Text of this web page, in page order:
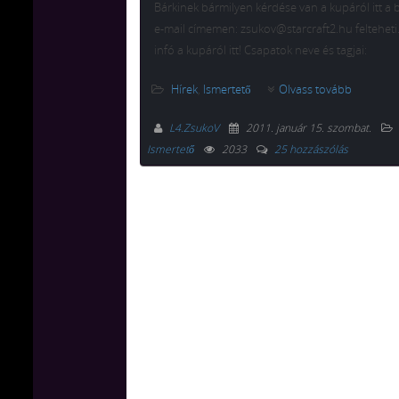
Bárkinek bármilyen kérdése van a kupáról itt a
e-mail címemen: zsukov@starcraft2.hu
infó a kupáról itt! Csapatok neve és tagjai:
Hírek, Ismertető Olvass tovább
L4.ZsukoV 2011. január 15. szombat.
Ismertető
2033 25 hozzászólás